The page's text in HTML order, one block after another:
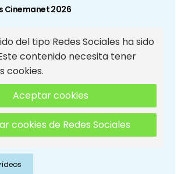
Cinemanet 2026
del tipo Redes Sociales ha sido
contenido necesita tener
cookies.
Aceptar cookies
cookies de Redes Sociales